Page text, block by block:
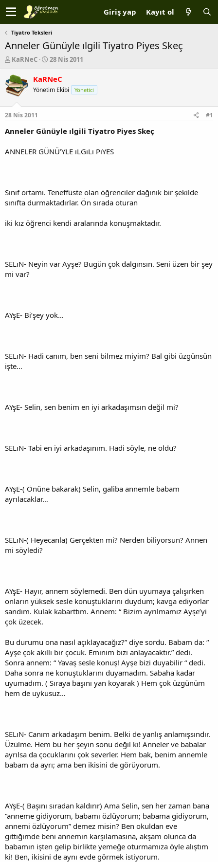
Giriş yap Kayıt ol
Tiyatro Teksleri
Anneler Günüyle ılgili Tiyatro Piyes Skeç
K
n
b
u
u
b
a
a
KaRNeC
B
ş
a
ç
r
28 Nis 2011
KaRNeC
Yönetim Ekibi Yönetici
28 Nis 2011 #1
Anneler Günüyle ılgili Tiyatro Piyes Skeç
ANNELER GÜNÜ’YLE ıLGıLı PıYES
Sınıf ortamı. Teneffüste olan öğrenciler dağınık bir şekilde
sınıfta durmaktadırlar. Ön sırada oturan
iki kız öğrenci kendi aralarında konuşmaktadır.
SELıN- Neyin var Ayşe? Bugün çok dalgınsın. Seni üzen bir şey
mi var?
AYşE- Bi’şey yok…
SELıN- Hadi canım, ben seni bilmez miyim? Bal gibi üzgünsün
işte…
AYşE- Selin, sen benim en iyi arkadaşımsın değil mi?
SELıN- Tabi en iyi arkadaşınım. Hadi söyle, ne oldu?
AYşE-( Önüne bakarak) Selin, galiba annemle babam
ayrılacaklar…
SELıN-( Heyecanla) Gerçekten mi? Nerden biliyorsun? Annen
mi söyledi?
AYşE- Hayır, annem söylemedi. Ben dün uyumaya çalışırken
onların yüksek sesle konuştuklarını duydum; kavga ediyorlar
sandım. Kulak kabarttım. Annem: “ Bizim ayrılmamız Ayşe’yi
çok üzecek.
Bu durumu ona nasıl açıklayacağız?” diye sordu. Babam da: “
Ayşe çok akıllı bir çocuk. Eminim bizi anlayacaktır.” dedi.
Sonra annem: “ Yavaş sesle konuş! Ayşe bizi duyabilir “ dedi.
Daha sonra ne konuştuklarını duyamadım. Sabaha kadar
uyumadım. ( Sıraya başını yan koyarak ) Hem çok üzgünüm
hem de uykusuz…
SELıN- Canım arkadaşım benim. Belki de yanlış anlamışsındır.
Üzülme. Hem bu her şeyin sonu değil ki! Anneler ve babalar
ayrılsa da çocuklarını çok severler. Hem bak, benim annemle
babam da ayrı; ama ben ikisini de görüyorum.
AYşE-( Başını sıradan kaldırır) Ama Selin, sen her zaman bana
“anneme gidiyorum, babamı özlüyorum; babama gidiyorum,
annemi özlüyorum” demez misin? Ben okuldan eve
gittiğimde beni annemin karşılamasına, akşam olunca da
babamın işten gelip birlikte yemeğe oturmamıza öyle alıştım
ki! Ben, ikisini de aynı evde görmek istiyorum.